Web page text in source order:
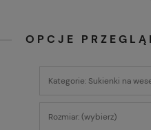
OPCJE
Kategorie: Sukienki na
Rozmiar: (wybierz)